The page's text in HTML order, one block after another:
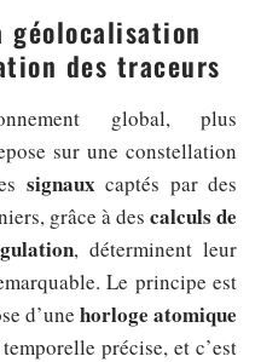
géolocalisation
des traceurs
global, plus
sur une constellation
signaux captés par des
grâce à des calculs de
, déterminent leur
Le principe est
d’une horloge atomique
précise, et c’est